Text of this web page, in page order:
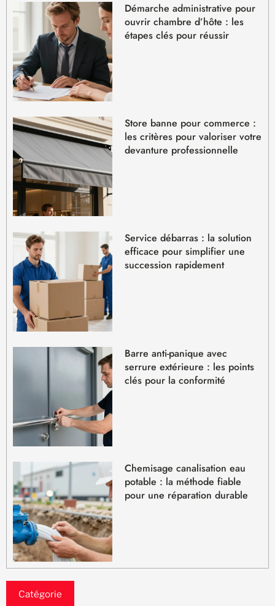
Démarche administrative pour
ouvrir chambre d’hôte : les
étapes clés pour réussir
Store banne pour commerce :
les critères pour valoriser votre
devanture professionnelle
Service débarras : la solution
efficace pour simplifier une
succession rapidement
Barre anti-panique avec
serrure extérieure : les points
clés pour la conformité
Chemisage canalisation eau
potable : la méthode fiable
pour une réparation durable
Catégorie